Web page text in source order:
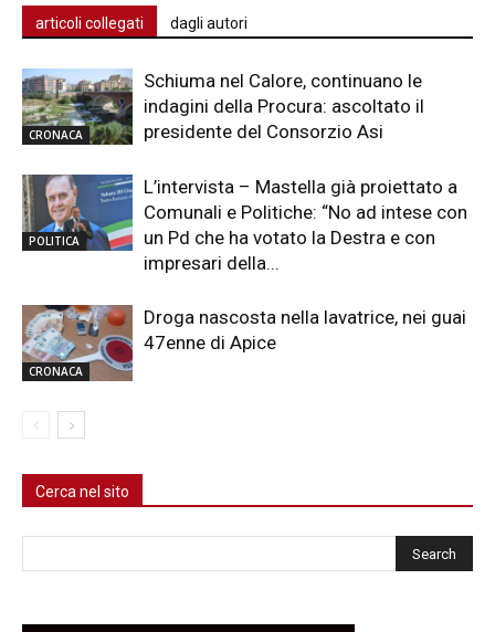
articoli collegati dagli autori
CRONACA
Schiuma nel Calore, continuano le
indagini della Procura: ascoltato il
presidente del Consorzio Asi
POLITICA
L’intervista – Mastella già proiettato a
Comunali e Politiche: “No ad intese con
un Pd che ha votato la Destra e con
impresari della...
CRONACA
Droga nascosta nella lavatrice, nei guai
47enne di Apice
Cerca nel sito